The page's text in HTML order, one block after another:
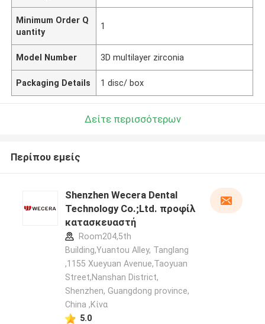
Minimum Order Q
uantity
1
Model Number 3D multilayer zirconia
Packaging Details 1 disc/ box
Δείτε περισσότερων
Περίπου εμείς
Shenzhen Wecera Dental
Technology Co.;Ltd. προφίλ
κατασκευαστή
Room204,5th
Building,Yuantou Alley, Tanglang
,1155 Xueyuan Avenue,Taoyuan
Street,Nanshan District,
Shenzhen, Guangdong province,
China ,Κίνα
5.0